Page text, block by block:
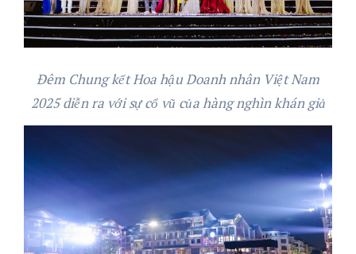
Đêm Chung kết Hoa hậu Doanh nhân Việt Nam
2025 diễn ra với sự cổ vũ của hàng nghìn khán giả